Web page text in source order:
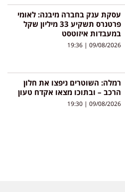
עסקת ענק בחברה מיבנה: לאומי
פרטנרס תשקיע 33 מיליון שקל
במעבדות איזוטסט
09/08/2026
רמלה: השוטרים ניפצו את חלון
הרכב – ובתוכו מצאו אקדח טעון
09/08/2026